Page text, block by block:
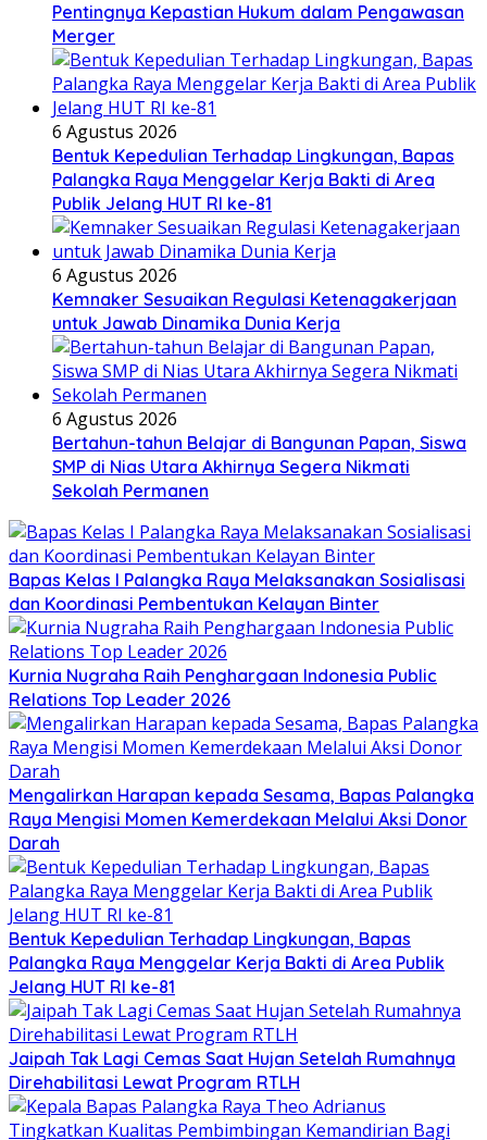
Pentingnya Kepastian Hukum dalam Pengawasan
Merger
6 Agustus 2026
Bentuk Kepedulian Terhadap Lingkungan, Bapas
Palangka Raya Menggelar Kerja Bakti di Area
Publik Jelang HUT RI ke-81
6 Agustus 2026
Kemnaker Sesuaikan Regulasi Ketenagakerjaan
untuk Jawab Dinamika Dunia Kerja
6 Agustus 2026
Bertahun-tahun Belajar di Bangunan Papan, Siswa
SMP di Nias Utara Akhirnya Segera Nikmati
Sekolah Permanen
Bapas Kelas I Palangka Raya Melaksanakan Sosialisasi
dan Koordinasi Pembentukan Kelayan Binter
Kurnia Nugraha Raih Penghargaan Indonesia Public
Relations Top Leader 2026
Mengalirkan Harapan kepada Sesama, Bapas Palangka
Raya Mengisi Momen Kemerdekaan Melalui Aksi Donor
Darah
Bentuk Kepedulian Terhadap Lingkungan, Bapas
Palangka Raya Menggelar Kerja Bakti di Area Publik
Jelang HUT RI ke-81
Jaipah Tak Lagi Cemas Saat Hujan Setelah Rumahnya
Direhabilitasi Lewat Program RTLH